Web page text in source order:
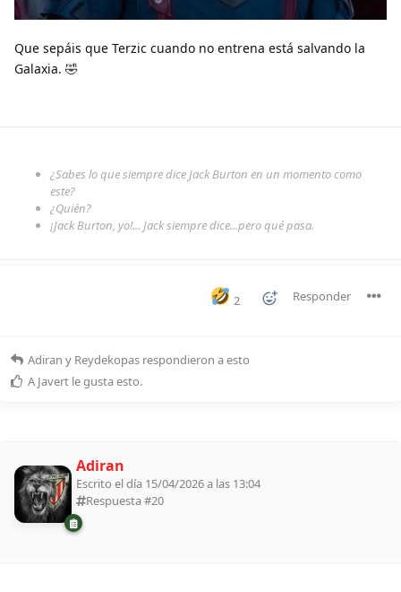
Que sepáis que Terzic cuando no entrena está salvando la
Galaxia. 🤣
¿Sabes lo que siempre dice Jack Burton en un momento como
este?
¿Quién?
¡Jack Burton, yo!... Jack siempre dice...pero qué pasa.
2 Responder
Adiran y Reydekopas respondieron a esto
A Javert le gusta esto.
Adiran
Escrito el día 15/04/2026 a las 13:04
Respuesta #20